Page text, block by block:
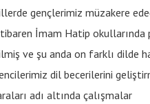
gençlerimiz müzakere
İmam Hatip okullarında
ve şu anda on farklı dilde
dil becerilerini
adı altında çalışmalar